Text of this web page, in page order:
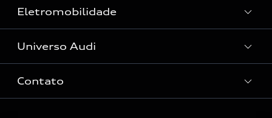
Vendas Corporativas
Audi Approved :plus
Manutenção e Reparos
Serviços de Proteção
Rede de Concessionária
Eletromobilidade
Universo da mobilidade elétrica
Dúvidas de eletrificação
App e-tron
Universo Audi
Audi no Brasil
Contato